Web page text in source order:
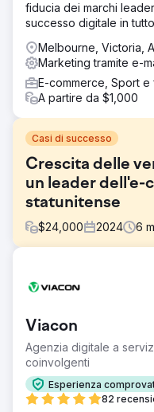
fiducia dei marchi
successo digitale in
Melbourne, Victoria,
Marketing tramite e-
E-commerce, Sport e
A partire da $1,000
Casi di successo
Crescita delle
un leader dell'e-
statunitense
$24,000 2024 6
Il negozio Shopify del
crescita stagnante
attirasse un flusso di
mancava di
configurazione del
efficacemente il
Soluzione
Viacon
Agenzia digitale a
coinvolgenti
Esperienza
82